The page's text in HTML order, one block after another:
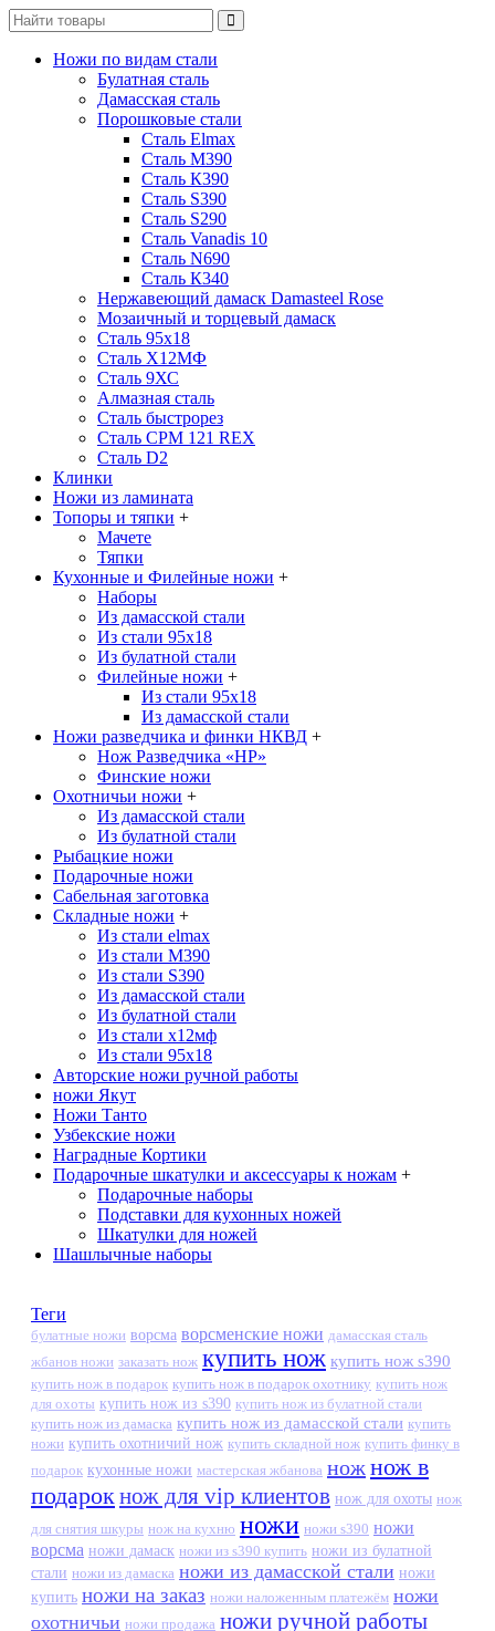
Ножи по видам стали
Булатная сталь
Дамасская сталь
Порошковые стали
Сталь Elmax
Сталь М390
Сталь К390
Сталь S390
Сталь S290
Сталь Vanadis 10
Сталь N690
Сталь К340
Нержавеющий дамаск Damasteel Rose
Мозаичный и торцевый дамаск
Сталь 95х18
Сталь Х12МФ
Сталь 9ХС
Алмазная сталь
Сталь быстрорез
Сталь CPM 121 REX
Сталь D2
Клинки
Ножи из ламината
Топоры и тяпки +
Мачете
Тяпки
Кухонные и Филейные ножи +
Наборы
Из дамасской стали
Из стали 95х18
Из булатной стали
Филейные ножи +
Из стали 95х18
Из дамасской стали
Ножи разведчика и финки НКВД +
Нож Разведчика «НР»
Финские ножи
Охотничьи ножи +
Из дамасской стали
Из булатной стали
Рыбацкие ножи
Подарочные ножи
Сабельная заготовка
Складные ножи +
Из стали elmax
Из стали М390
Из стали S390
Из дамасской стали
Из булатной стали
Из стали х12мф
Из стали 95х18
Авторские ножи ручной работы
ножи Якут
Ножи Танто
Узбекские ножи
Наградные Кортики
Подарочные шкатулки и аксессуары к ножам +
Подарочные наборы
Подставки для кухонных ножей
Шкатулки для ножей
Шашлычные наборы
Теги
булатные ножи ворсма ворсменские ножи дамасская сталь
жбанов ножи заказать нож купить нож купить нож s390
купить нож в подарок купить нож в подарок охотнику купить нож
для охоты купить нож из s390 купить нож из булатной стали
купить нож из дамаска купить нож из дамасской стали купить
ножи купить охотничий нож купить складной нож купить финку в
подарок кухонные ножи мастерская жбанова ножнож в
подарок нож для vip клиентов нож для охоты нож
для снятия шкуры нож на кухню ножи ножи s390 ножи
ворсма ножи дамаск ножи из s390 купить ножи из булатной
стали ножи из дамаска ножи из дамасской стали ножи
купить ножи на заказ ножи наложенным платежём ножи
охотничьи ножи продажа ножи ручной работы